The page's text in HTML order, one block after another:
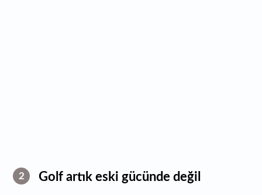
2 Golf artık eski gücünde değil